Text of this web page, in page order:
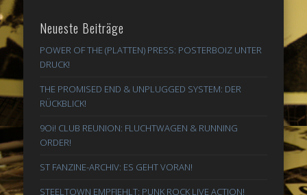
Neueste Beiträge
POWER OF THE (PLATTEN) PRESS: POSTERBOIZ UNTER
DRUCK!
THE PROMISED END & UNPLUGGED SYSTEM: DER
RÜCKBLICK!
9Oi! CLUB REUNION: FLUCHTWAGEN & RUNNING
ORDER!
ST FANZINE-ARCHIV: ES GEHT VORAN!
STEELTOWN EMPFIEHLT: PUNK ROCK LIVE ACTION!